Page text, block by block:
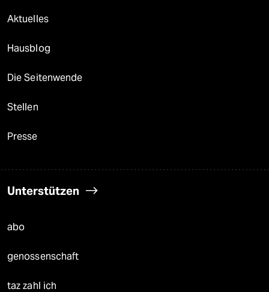
Aktuelles
Hausblog
Die Seitenwende
Stellen
Presse
Unterstützen
abo
genossenschaft
taz zahl ich